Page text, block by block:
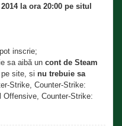
la ora 20:00 pe situl
inscrie;
sa aibă uncont de Steam
pe site, sinu trebuie sa
Strike, Counter-Strike:
Offensive, Counter-Strike: